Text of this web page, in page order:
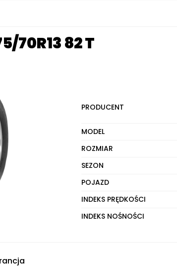
70R13 82 T
PRODUCENT
MODEL
ROZMIAR
SEZON
POJAZD
INDEKS PRĘDKOŚCI
INDEKS NOŚNOŚCI